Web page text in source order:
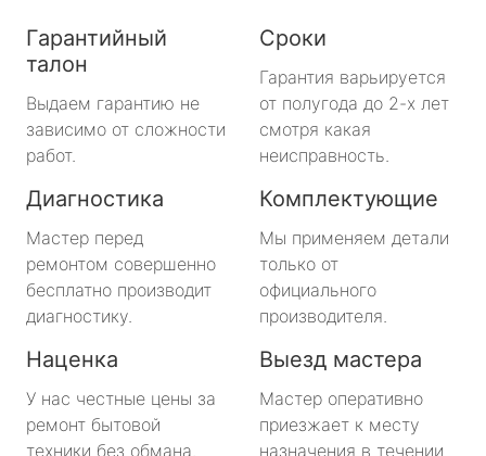
Гарантийный
талон
Выдаем гарантию не
зависимо от сложности
работ.
Сроки
Гарантия варьируется
от полугода до 2-х лет
смотря какая
неисправность.
Диагностика
Мастер перед
ремонтом совершенно
бесплатно производит
диагностику.
Комплектующие
Мы применяем детали
только от
официального
производителя.
Наценка
У нас честные цены за
ремонт бытовой
техники без обмана.
Выезд мастера
Мастер оперативно
приезжает к месту
назначения в течении